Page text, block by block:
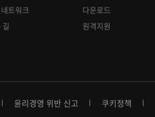
트워크
길
다운로드
원격지원
윤리경영 위반 신고 쿠키정책